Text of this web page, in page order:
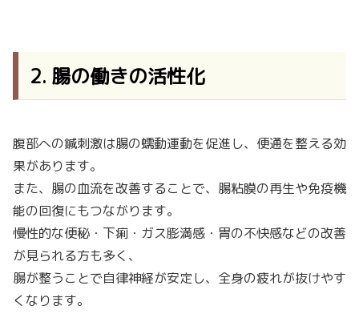
2. 腸の働きの活性化
腹部への鍼刺激は腸の蠕動運動を促進し、便通を整える効
果があります。
また、腸の血流を改善することで、腸粘膜の再生や免疫機
能の回復にもつながります。
慢性的な便秘・下痢・ガス膨満感・胃の不快感などの改善
が見られる方も多く、
腸が整うことで自律神経が安定し、全身の疲れが抜けやす
くなります。